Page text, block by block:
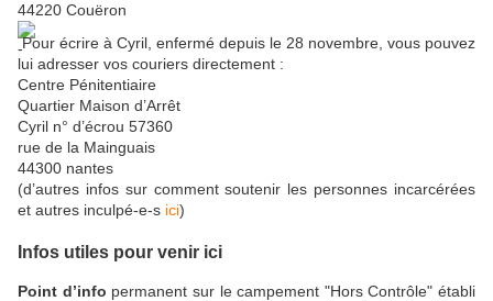
44220 Couëron
Pour écrire à Cyril, enfermé depuis le 28 novembre, vous pouvez
lui adresser vos couriers directement :
Centre Pénitentiaire
Quartier Maison d’Arrêt
Cyril n° d’écrou 57360
rue de la Mainguais
44300 nantes
(d’autres infos sur comment soutenir les personnes incarcérées
et autres inculpé-e-s ici)
Infos utiles pour venir ici
Point d’info permanent sur le campement "Hors Contrôle" établi